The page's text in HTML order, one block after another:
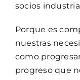
socios
Porque es
nuestras
como
progreso que